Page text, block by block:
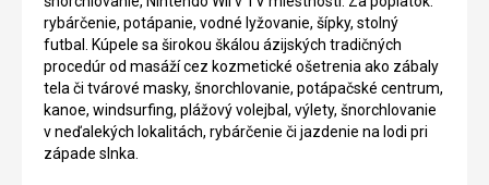
rybárčenie, potápanie, vodné lyžovanie, šípky, stolný
futbal. Kúpele sa širokou škálou ázijských tradičných
procedúr od masáží cez kozmetické ošetrenia ako zábaly
tela či tvárové masky, šnorchlovanie, potápačské centrum,
kanoe, windsurfing, plážový volejbal, výlety, šnorchlovanie
v neďalekých lokalitách, rybárčenie či jazdenie na lodi pri
západe slnka.